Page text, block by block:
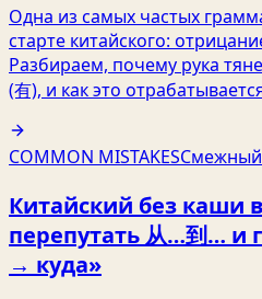
Одна из самых частых
старте китайского:
Разбираем, почему рука
(有), и как это
COMMON MISTAKES
Китайский без каши
перепутать 从…到… и
→ куда»